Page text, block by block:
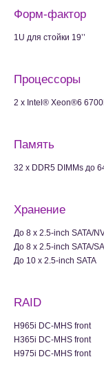
Форм-фактор
1U для стойки 19’’
Процессоры
2 x Intel® Xeon®6
Память
32 x DDR5 DIMMs до
Хранение
До 8 x 2.5-inch SATA/
До 8 x 2.5-inch SATA/
До 10 x 2.5-inch SATA
RAID
H965i DC-MHS front
H365i DC-MHS front
H975i DC-MHS front